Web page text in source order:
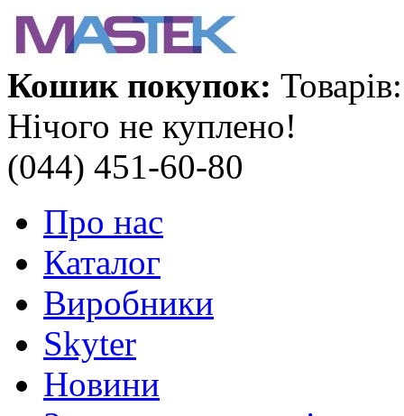
Кошик покупок:
Нічого не куплено!
(044) 451-60-80
Про нас
Каталог
Виробники
Skyter
Новини